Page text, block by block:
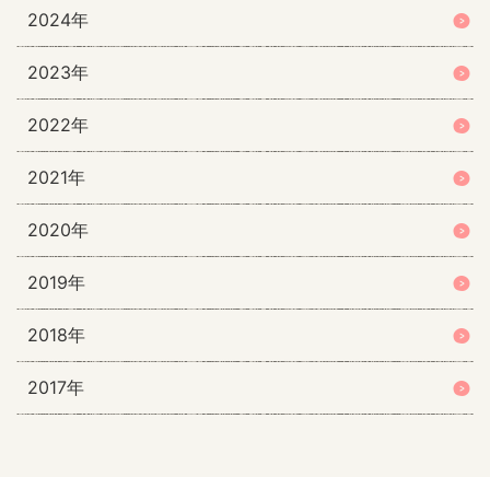
2024年
2023年
2022年
2021年
2020年
2019年
2018年
2017年